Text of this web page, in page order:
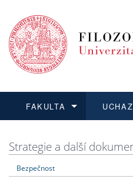
FAKULTA
Dozvědět se více
Podat přihlášku
Dozvědět se více
Dozvědět se více
Dozvědět se více
Strategie a další
Bezpečnost